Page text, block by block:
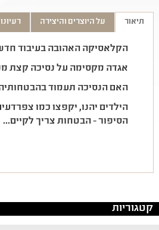
תיאור על היוצרים והיצירה
הקלאסיקה האהובה בעיבוד
אגדה מקסימה על נסיכה קצת
האם הנסיכה תעמוד
הילדים יהנו, יקפצו כמו
הסיפור - הבטחות צריך לקיים...
קטגוריות